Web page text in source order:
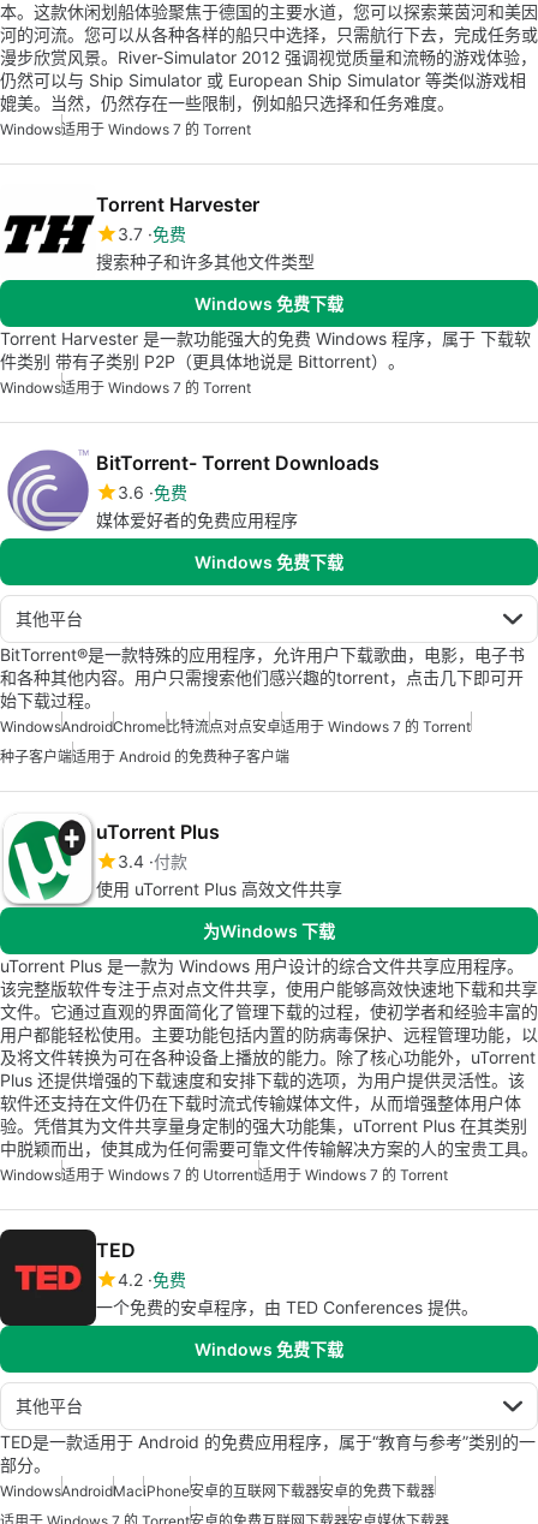
本。这款休闲划船体验聚焦于德国的主要水道，您可以探索莱茵河和美因
河的河流。您可以从各种各样的船只中选择，只需航行下去，完成任务或
漫步欣赏风景。River-Simulator 2012 强调视觉质量和流畅的游戏体验，
仍然可以与 Ship Simulator 或 European Ship Simulator 等类似游戏相
媲美。当然，仍然存在一些限制，例如船只选择和任务难度。
Windows适用于 Windows 7 的 Torrent
Torrent Harvester
3.7 免费
搜索种子和许多其他文件类型
Windows 免费下载
Torrent Harvester 是一款功能强大的免费 Windows 程序，属于 下载软
件类别 带有子类别 P2P（更具体地说是 Bittorrent）。
Windows适用于 Windows 7 的 Torrent
BitTorrent- Torrent Downloads
3.6 免费
媒体爱好者的免费应用程序
Windows 免费下载
其他平台
BitTorrent®是一款特殊的应用程序，允许用户下载歌曲，电影，电子书
和各种其他内容。用户只需搜索他们感兴趣的torrent，点击几下即可开
始下载过程。
WindowsAndroidChrome比特流点对点安卓适用于 Windows 7 的 Torrent
种子客户端适用于 Android 的免费种子客户端
uTorrent Plus
3.4 付款
使用 uTorrent Plus 高效文件共享
为Windows 下载
uTorrent Plus 是一款为 Windows 用户设计的综合文件共享应用程序。
该完整版软件专注于点对点文件共享，使用户能够高效快速地下载和共享
文件。它通过直观的界面简化了管理下载的过程，使初学者和经验丰富的
用户都能轻松使用。主要功能包括内置的防病毒保护、远程管理功能，以
及将文件转换为可在各种设备上播放的能力。除了核心功能外，uTorrent
Plus 还提供增强的下载速度和安排下载的选项，为用户提供灵活性。该
软件还支持在文件仍在下载时流式传输媒体文件，从而增强整体用户体
验。凭借其为文件共享量身定制的强大功能集，uTorrent Plus 在其类别
中脱颖而出，使其成为任何需要可靠文件传输解决方案的人的宝贵工具。
Windows适用于 Windows 7 的 Utorrent适用于 Windows 7 的 Torrent
TED
4.2 免费
一个免费的安卓程序，由 TED Conferences 提供。
Windows 免费下载
其他平台
TED是一款适用于 Android 的免费应用程序，属于“教育与参考”类别的一
部分。
WindowsAndroidMaciPhone安卓的互联网下载器安卓的免费下载器